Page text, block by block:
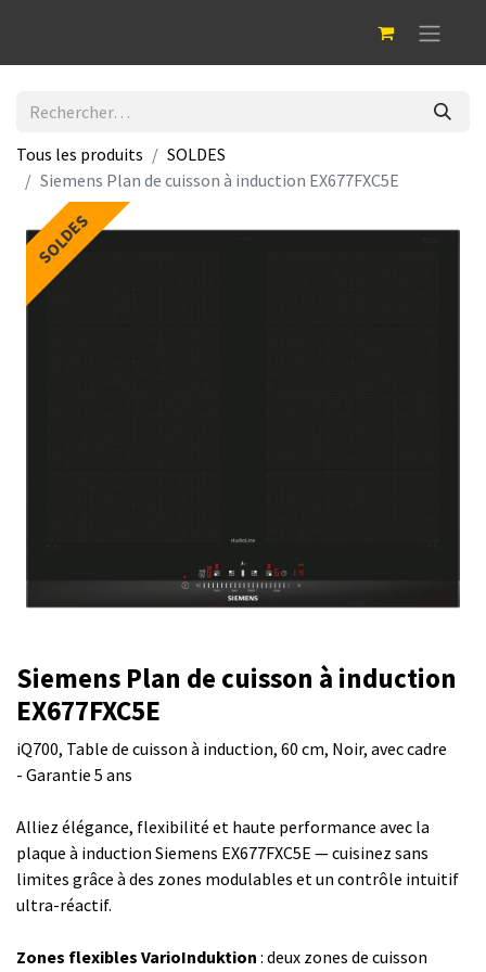
Tous les produits
SOLDES
Siemens Plan de cuisson à induction EX677FXC5E
SOLDES
Siemens Plan de cuisson à induction
EX677FXC5E
iQ700, Table de cuisson à induction, 60 cm, Noir, avec cadre
- Garantie 5 ans
Alliez élégance, flexibilité et haute performance avec la
plaque à induction Siemens EX677FXC5E — cuisinez sans
limites grâce à des zones modulables et un contrôle intuitif
ultra-réactif.
Zones flexibles VarioInduktion : deux zones de cuisson